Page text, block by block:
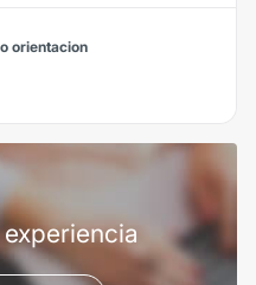
orientacion